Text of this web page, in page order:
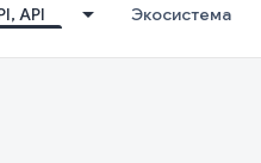
API Экосистема